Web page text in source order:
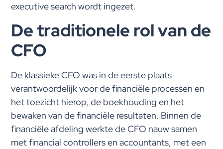
executive search wordt ingezet.
De traditionele rol van de
CFO
De klassieke CFO was in de eerste plaats
verantwoordelijk voor de financiële processen en
het toezicht hierop, de boekhouding en het
bewaken van de financiële resultaten. Binnen de
financiële afdeling werkte de CFO nauw samen
met financial controllers en accountants, met een